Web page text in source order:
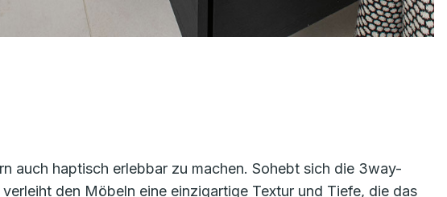
auch haptisch erlebbar zu machen. Sohebt sich die 3way-
den Möbeln eine einzigartige Textur und Tiefe, die das